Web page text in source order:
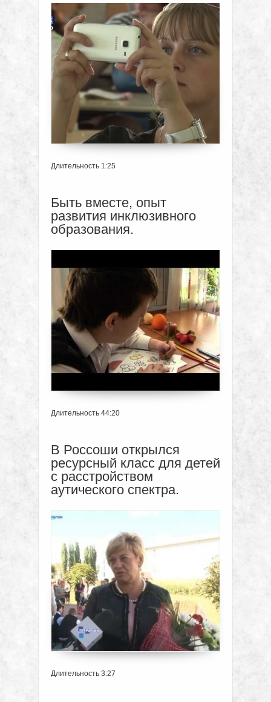
Длительность 1:25
Быть вместе, опыт
развития инклюзивного
образования.
Длительность 44:20
В Россоши открылся
ресурсный класс для детей
с расстройством
аутического спектра.
Длительность 3:27